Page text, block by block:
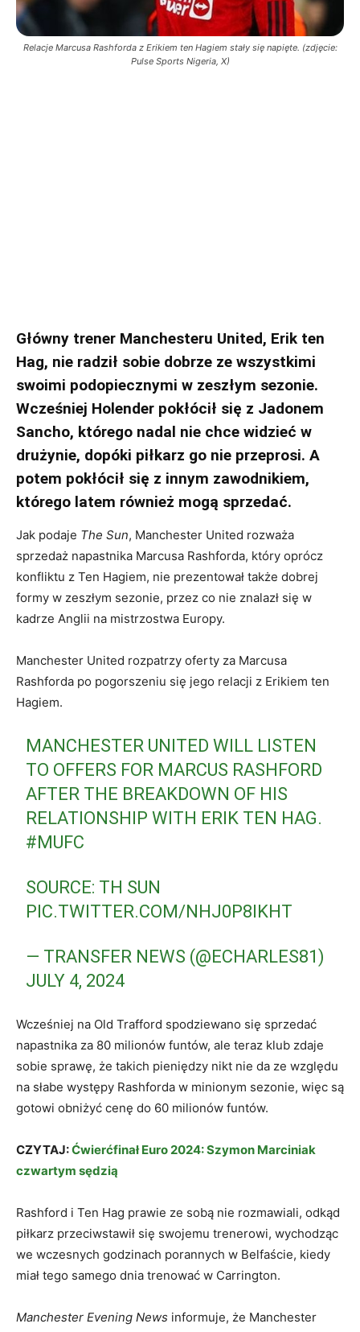
Relacje Marcusa Rashforda z Erikiem ten Hagiem stały się napięte. (zdjęcie:
Pulse Sports Nigeria, X)
Główny trener Manchesteru United, Erik ten
Hag, nie radził sobie dobrze ze wszystkimi
swoimi podopiecznymi w zeszłym sezonie.
Wcześniej Holender pokłócił się z Jadonem
Sancho, którego nadal nie chce widzieć w
drużynie, dopóki piłkarz go nie przeprosi. A
potem pokłócił się z innym zawodnikiem,
którego latem również mogą sprzedać.
Jak podaje The Sun, Manchester United rozważa
sprzedaż napastnika Marcusa Rashforda, który oprócz
konfliktu z Ten Hagiem, nie prezentował także dobrej
formy w zeszłym sezonie, przez co nie znalazł się w
kadrze Anglii na mistrzostwa Europy.
Manchester United rozpatrzy oferty za Marcusa
Rashforda po pogorszeniu się jego relacji z Erikiem ten
Hagiem.
MANCHESTER UNITED WILL LISTEN
TO OFFERS FOR MARCUS RASHFORD
AFTER THE BREAKDOWN OF HIS
RELATIONSHIP WITH ERIK TEN HAG.
#MUFC
SOURCE: TH SUN
PIC.TWITTER.COM/NHJ0P8IKHT
— TRANSFER NEWS (@ECHARLES81)
JULY 4, 2024
Wcześniej na Old Trafford spodziewano się sprzedać
napastnika za 80 milionów funtów, ale teraz klub zdaje
sobie sprawę, że takich pieniędzy nikt nie da ze względu
na słabe występy Rashforda w minionym sezonie, więc są
gotowi obniżyć cenę do 60 milionów funtów.
CZYTAJ:Ćwierćfinał Euro 2024: Szymon Marciniak
czwartym sędzią
Rashford i Ten Hag prawie ze sobą nie rozmawiali, odkąd
piłkarz przeciwstawił się swojemu trenerowi, wychodząc
we wczesnych godzinach porannych w Belfaście, kiedy
miał tego samego dnia trenować w Carrington.
Manchester Evening News informuje, że Manchester